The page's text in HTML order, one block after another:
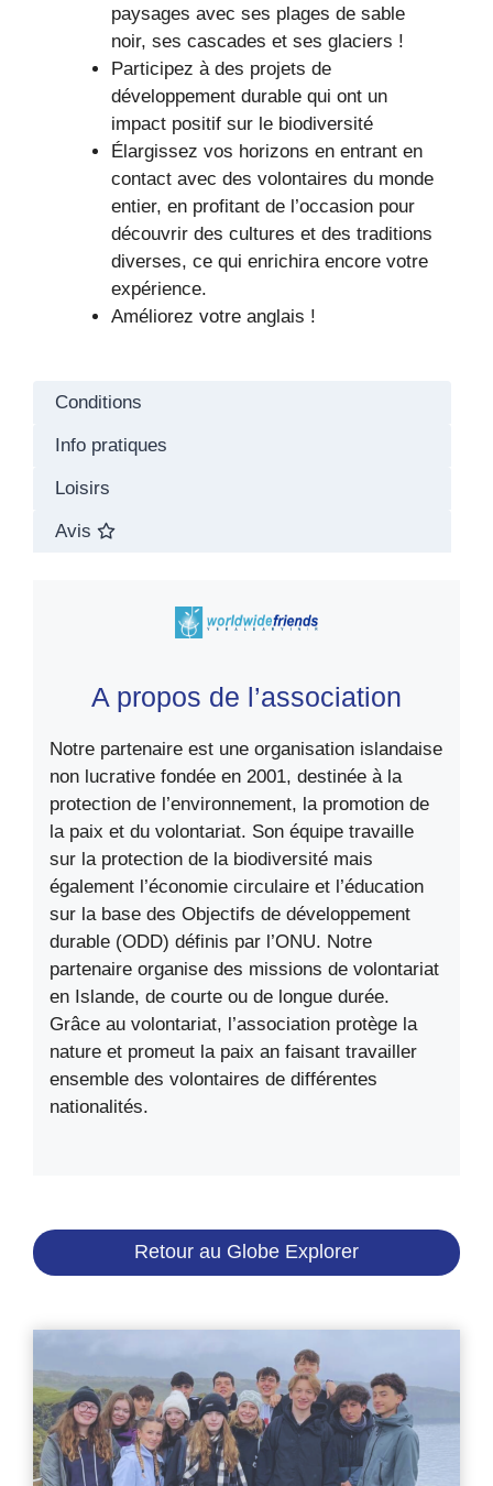
paysages avec ses plages de sable
noir, ses cascades et ses glaciers !
Participez à des projets de
développement durable qui ont un
impact positif sur le biodiversité
Élargissez vos horizons en entrant en
contact avec des volontaires du monde
entier, en profitant de l’occasion pour
découvrir des cultures et des traditions
diverses, ce qui enrichira encore votre
expérience.
Améliorez votre anglais !
Conditions
Info pratiques
Loisirs
Avis
A propos de l’association
Notre partenaire est une organisation islandaise
non lucrative fondée en 2001, destinée à la
protection de l’environnement, la promotion de
la paix et du volontariat. Son équipe travaille
sur la protection de la biodiversité mais
également l’économie circulaire et l’éducation
sur la base des Objectifs de développement
durable (ODD) définis par l’ONU. Notre
partenaire organise des missions de volontariat
en Islande, de courte ou de longue durée.
Grâce au volontariat, l’association protège la
nature et promeut la paix an faisant travailler
ensemble des volontaires de différentes
nationalités.
Retour au Globe Explorer